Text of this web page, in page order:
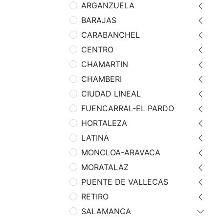
ARGANZUELA
BARAJAS
CARABANCHEL
CENTRO
CHAMARTIN
CHAMBERI
CIUDAD LINEAL
FUENCARRAL-EL PARDO
HORTALEZA
LATINA
MONCLOA-ARAVACA
MORATALAZ
PUENTE DE VALLECAS
RETIRO
SALAMANCA